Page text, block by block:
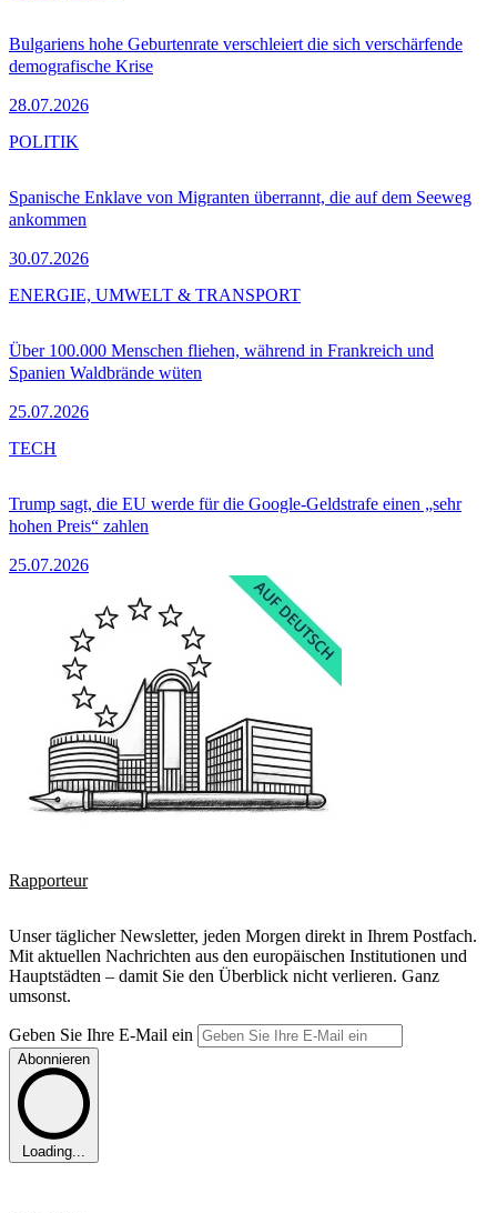
Bulgariens hohe Geburtenrate verschleiert die sich verschärfende
demografische Krise
28.07.2026
Spanische Enklave von Migranten überrannt, die auf dem Seeweg
ankommen
30.07.2026
POLITIK
Über 100.000 Menschen fliehen, während in Frankreich und
Spanien Waldbrände wüten
25.07.2026
ENERGIE, UMWELT & TRANSPORT
Trump sagt, die EU werde für die Google-Geldstrafe einen „sehr
hohen Preis“ zahlen
25.07.2026
TECH
Rapporteur
Unser täglicher Newsletter, jeden Morgen direkt in Ihrem Postfach.
Mit aktuellen Nachrichten aus den europäischen Institutionen und
Hauptstädten – damit Sie den Überblick nicht verlieren. Ganz
umsonst.
Geben Sie Ihre E-Mail ein
Abonnieren
Loading...